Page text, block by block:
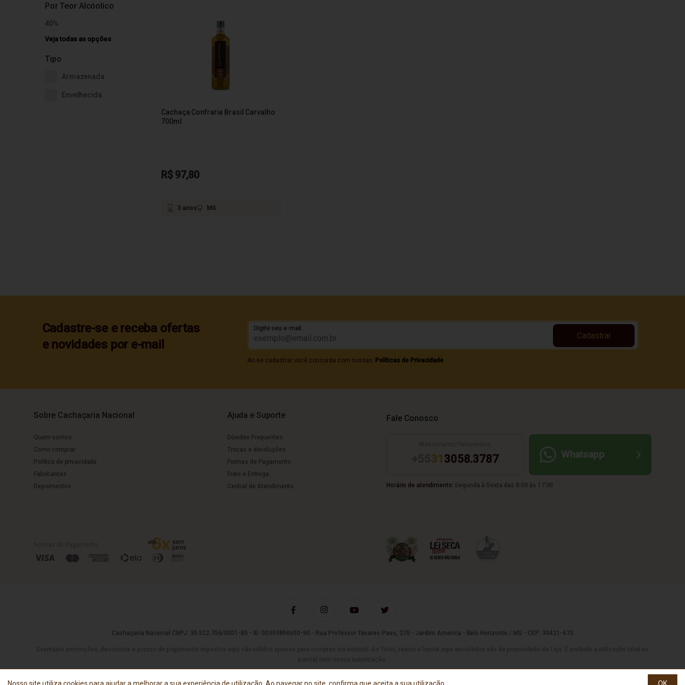
Por Teor Alcóolico
40%
Veja todas as opções
Tipo
Armazenada
Envelhecida
Cachaça Confraria Brasil Carvalho
700ml
R$ 97,80
3 anos MG
Cadastre-se e receba ofertas
e novidades por e-mail
Digite seu e-mail
Ao se cadastrar você concorda com nossas Políticas de Privacidade
Cadastrar
Sobre Cachaçaria Nacional
Quem somos
Como comprar
Política de privacidade
Fabricantes
Depoimentos
Ajuda e Suporte
Dúvidas Frequentes
Trocas e devoluções
Formas de Pagamento
Frete e Entrega
Central de Atendimento
Fale Conosco
31 3058.3787 Whatsapp
Horário de atendimento: Segunda à Sexta das 8:00 às 17:00
Cachaçaria Nacional CNPJ: 35.522.756/0001-85 - IE: 00359894600-90 - Rua Professor Tavares Paes, 275 - Jardim America - Belo Horizonte / MG - CEP: 30421-473